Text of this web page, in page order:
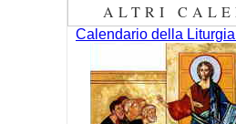
ALTRI
Calendario della